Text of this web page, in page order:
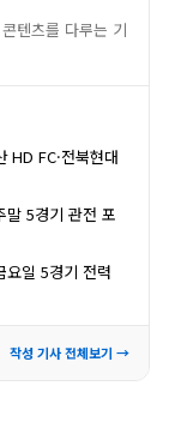
텐츠를 다루는 기
HD FC·전북현대
말 5경기 관전 포
요일 5경기 전력
작성 기사 전체보기 →